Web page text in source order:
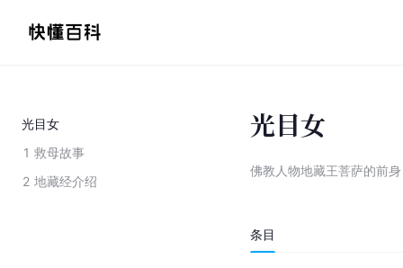
光目女
1 救母故事
2 地藏经介绍
光目女
佛教人物地藏王菩萨的前身
条目